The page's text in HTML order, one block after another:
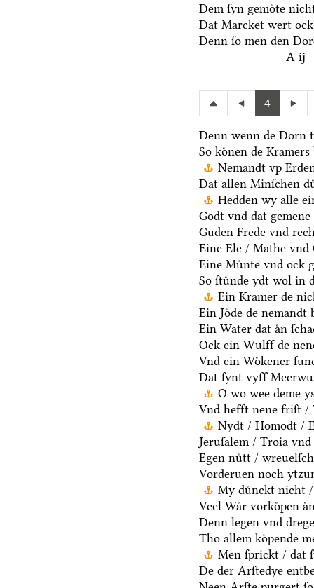
Dem ſyn gemoͤte
Dat Marcket wert
Denn ſo men den
A ij
4
Denn wenn de Dorn
So koͤnen de
Nemandt vp
Dat allen Minſchen
Hedden wy alle
Godt vnd dat gemene
Guden Frede vnd
Eine Ele / Mathe vnd
Eine Muͤnte vnd ock
So ſtuͤnde ydt wol in
Ein Kramer de
Ein Joͤde de nemandt
Ein Water dat aͤn
Ock ein Wulff de
Vnd ein Woͤkener
Dat ſynt vyff
O wo wee deme
Vnd hefft nene friſt /
Nydt / Homodt /
Jeruſalem / Troia
Egen nuͤtt /
Vorderuen noch
My duͤnckt nicht
Veel Waͤr vorkoͤpen
Denn legen vnd
Tho allem koͤpende
Men ſprickt / dat
De der Arſtedye